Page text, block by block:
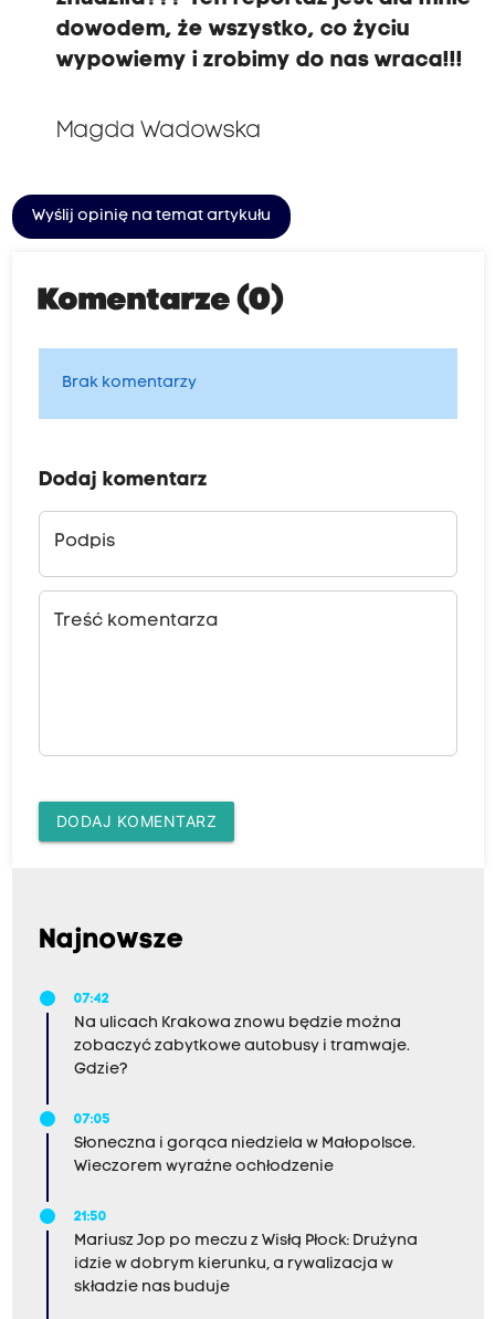
dowodem, że wszystko, co życiu
wypowiemy i zrobimy do nas wraca!!!
Magda Wadowska
Wyślij opinię na temat artykułu
Komentarze (0)
Brak komentarzy
Dodaj komentarz
Podpis
Treść komentarza
DODAJ KOMENTARZ
Najnowsze
07:42
Na ulicach Krakowa znowu będzie można
zobaczyć zabytkowe autobusy i tramwaje.
Gdzie?
07:05
Słoneczna i gorąca niedziela w Małopolsce.
Wieczorem wyraźne ochłodzenie
21:50
Mariusz Jop po meczu z Wisłą Płock: Drużyna
idzie w dobrym kierunku, a rywalizacja w
składzie nas buduje